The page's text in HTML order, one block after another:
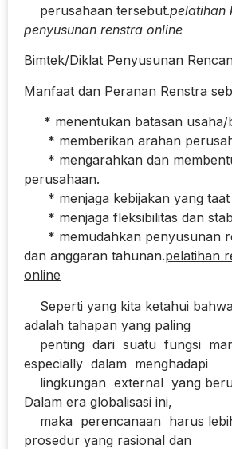
perusahaan tersebut.pelatihan
penyusunan renstra online
Bimtek/Diklat Penyusunan
Manfaat dan Peranan Renstra
* menentukan batasan usaha/
* memberikan arahan
* mengarahkan dan
perusahaan.
* menjaga kebijakan yang taat
* menjaga fleksibilitas dan
* memudahkan penyusunan
dan anggaran tahunan.pelatihan
online
Seperti yang kita ketahui
adalah tahapan yang paling
penting dari suatu fungsi
especially dalam menghadapi
lingkungan external yang
Dalam era globalisasi ini,
maka perencanaan harus
prosedur yang rasional dan